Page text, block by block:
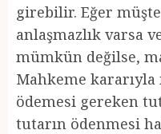
girebilir. Eğer
anlaşmazlık varsa
mümkün değilse,
Mahkeme
ödemesi gereken
tutarın ödenmesi